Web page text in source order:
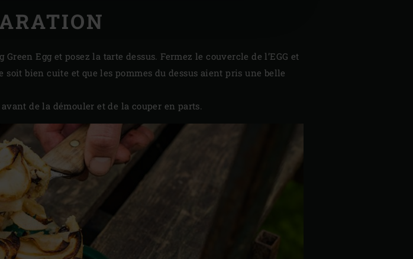
Egg et posez la tarte dessus. Fermez le couvercle de l’EGG et
soit bien cuite et que les pommes du dessus aient pris une belle
de la démouler et de la couper en parts.